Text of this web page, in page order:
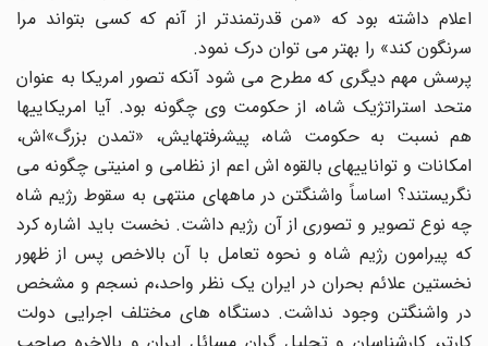
اعلام داشته بود که «من قدرتمندتر از آنم که کسی بتواند مرا
سرنگون کند» را بهتر می توان درک نمود.
پرسش مهم دیگری که مطرح می شود آنکه تصور امریکا به عنوان
متحد استراتژیک شاه، از حکومت وی چگونه بود. آیا امریکاییها
هم نسبت به حکومت شاه، پیشرفتهایش، «تمدن بزرگ»اش،
امکانات و تواناییهای بالقوه اش اعم از نظامی و امنیتی چگونه می
نگریستند؟ اساساً واشنگتن در ماههای منتهی به سقوط رژیم شاه
چه نوع تصویر و تصوری از آن رژیم داشت. نخست باید اشاره کرد
که پیرامون رژیم شاه و نحوه تعامل با آن بالاخص پس از ظهور
نخستین علائم بحران در ایران یک نظر واحد،م نسجم و مشخص
در واشنگتن وجود نداشت. دستگاه های مختلف اجرایی دولت